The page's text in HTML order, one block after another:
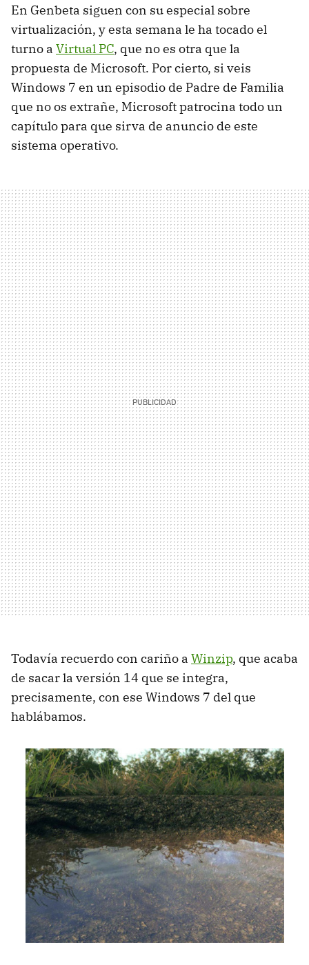
En Genbeta siguen con su especial sobre
virtualización, y esta semana le ha tocado el
turno a Virtual PC, que no es otra que la
propuesta de Microsoft. Por cierto, si veis
Windows 7 en un episodio de Padre de Familia
que no os extrañe, Microsoft patrocina todo un
capítulo para que sirva de anuncio de este
sistema operativo.
Todavía recuerdo con cariño a Winzip, que acaba
de sacar la versión 14 que se integra,
precisamente, con ese Windows 7 del que
hablábamos.